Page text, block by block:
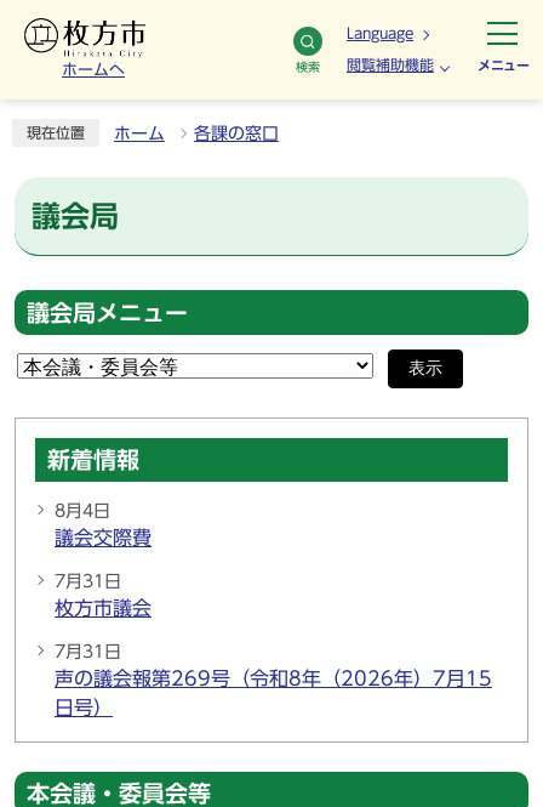
ホームへ 検索
Language
閲覧補助機能 メニュー
現在位置 ホーム 各課の窓口
議会局
議会局メニュー
表示
新着情報
8月4日
議会交際費
7月31日
枚方市議会
7月31日
声の議会報第269号（令和8年（2026年）7月15
日号）
本会議・委員会等